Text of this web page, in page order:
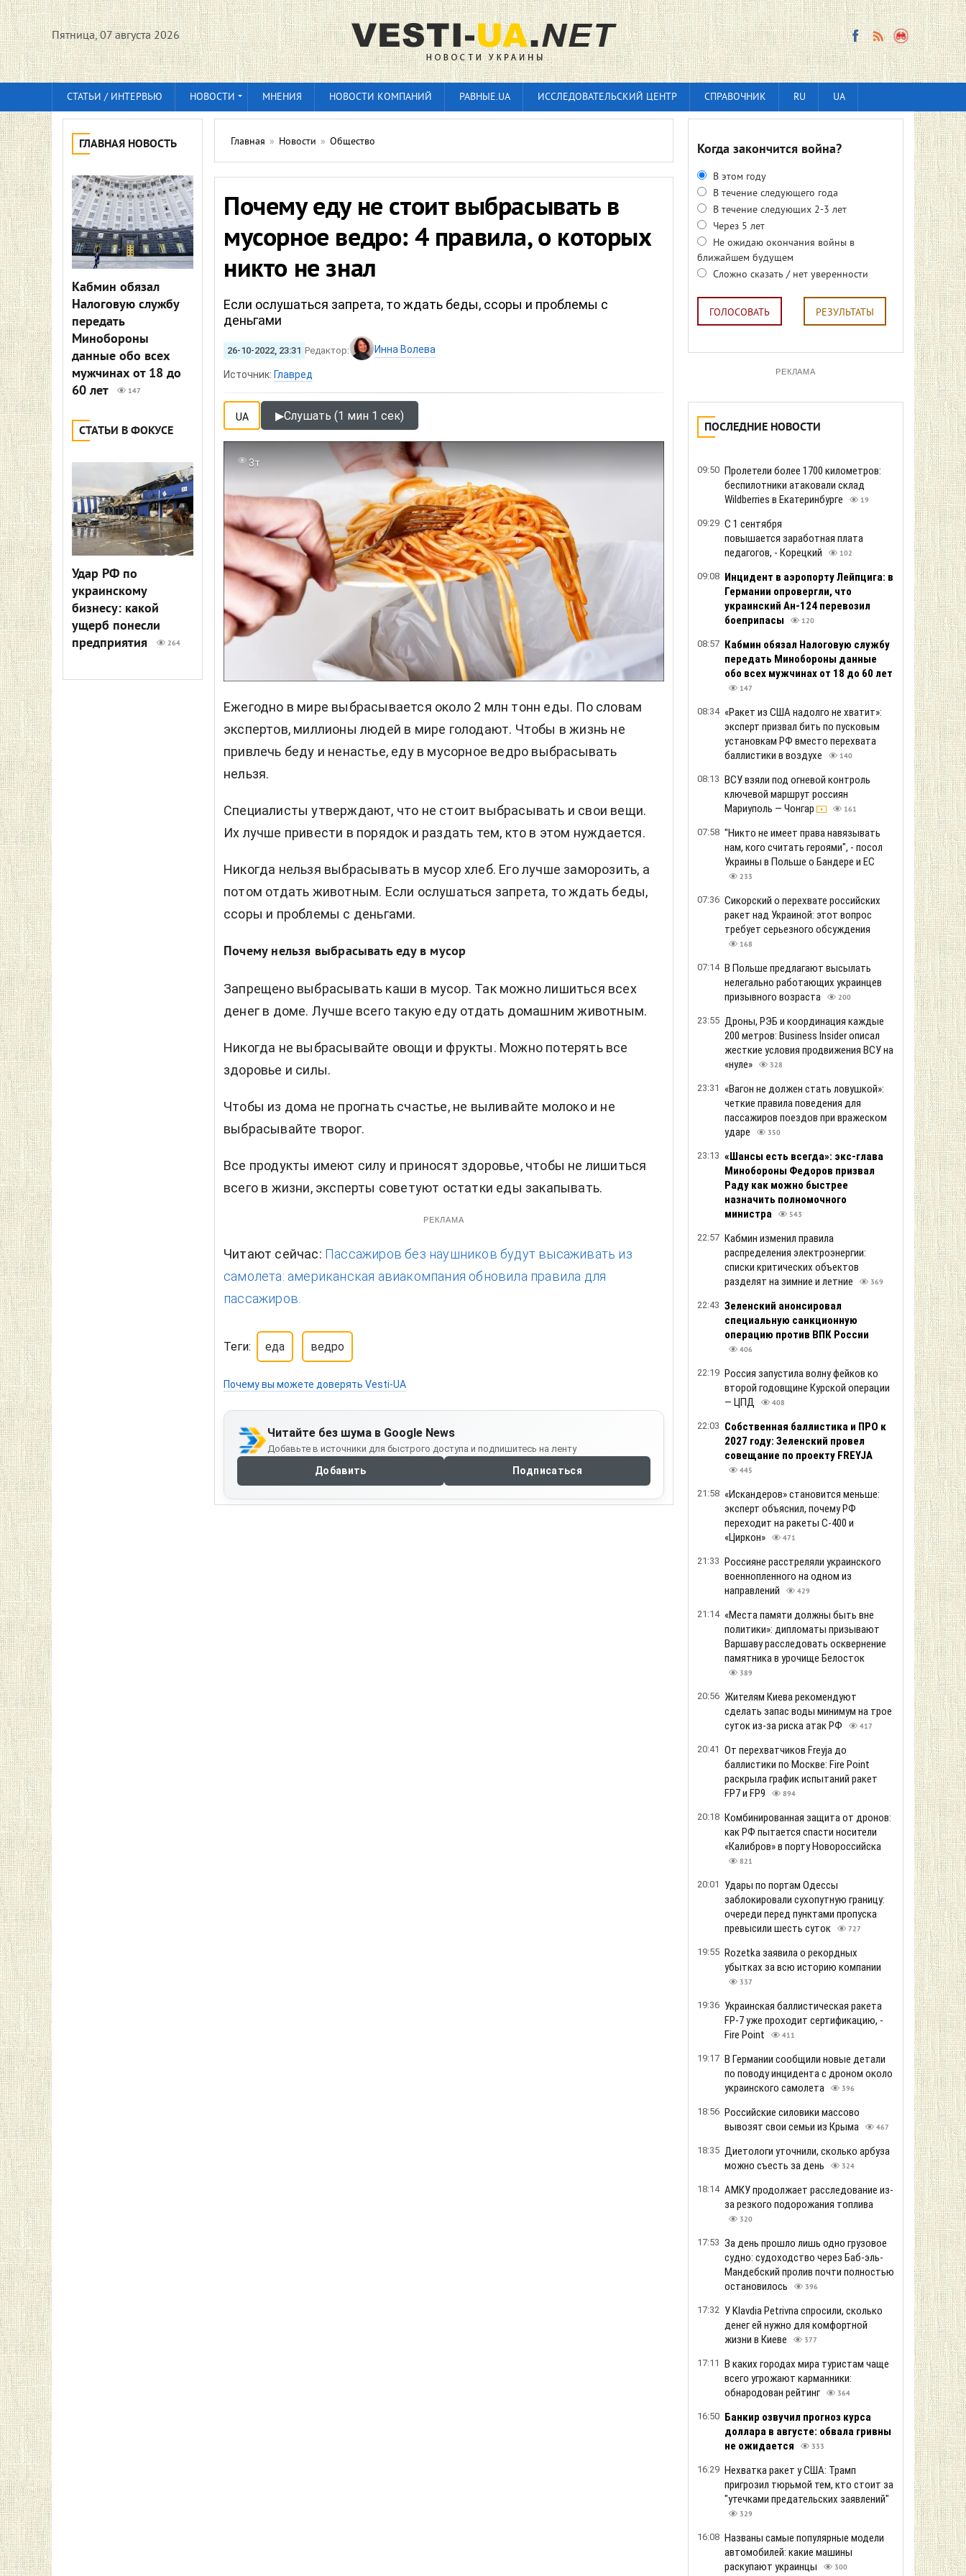
Пятница, 07 августа 2026
СТАТЬИ / ИНТЕРВЬЮ НОВОСТИ МНЕНИЯ НОВОСТИ КОМПАНИЙ РАВНЫЕ.UA ИССЛЕДОВАТЕЛЬСКИЙ ЦЕНТР СПРАВОЧНИК RU UA
ГЛАВНАЯ НОВОСТЬ
Кабмин обязал
Налоговую службу
передать
Минобороны
данные обо всех
мужчинах от 18 до
60 лет
147
СТАТЬИ В ФОКУСЕ
Удар РФ по
украинскому
бизнесу: какой
ущерб понесли
предприятия
264
Главная » Новости » Общество
Почему еду не стоит выбрасывать в
мусорное ведро: 4 правила, о которых
никто не знал
Если ослушаться запрета, то ждать беды, ссоры и проблемы с
деньгами
26-10-2022, 23:31 Редактор: Инна Волева
Источник: Главред
UA ▶Слушать (1 мин 1 сек)
3т
Ежегодно в мире выбрасывается около 2 млн тонн еды. По словам
экспертов, миллионы людей в мире голодают. Чтобы в жизнь не
привлечь беду и ненастье, еду в мусорное ведро выбрасывать
нельзя.
Специалисты утверждают, что не стоит выбрасывать и свои вещи.
Их лучше привести в порядок и раздать тем, кто в этом нуждается.
Никогда нельзя выбрасывать в мусор хлеб. Его лучше заморозить, а
потом отдать животным. Если ослушаться запрета, то ждать беды,
ссоры и проблемы с деньгами.
Почему нельзя выбрасывать еду в мусор
Запрещено выбрасывать каши в мусор. Так можно лишиться всех
денег в доме. Лучше всего такую еду отдать домашним животным.
Никогда не выбрасывайте овощи и фрукты. Можно потерять все
здоровье и силы.
Чтобы из дома не прогнать счастье, не выливайте молоко и не
выбрасывайте творог.
Все продукты имеют силу и приносят здоровье, чтобы не лишиться
всего в жизни, эксперты советуют остатки еды закапывать.
РЕКЛАМА
Читают сейчас: Пассажиров без наушников будут высаживать из
самолета: американская авиакомпания обновила правила для
пассажиров.
Теги: еда ведро
Почему вы можете доверять Vesti-UA
Читайте без шума в Google News
Добавьте в источники для быстрого доступа и подпишитесь на ленту
Добавить Подписаться
Когда закончится война?
В этом году
В течение следующего года
В течение следующих 2-3 лет
Через 5 лет
Не ожидаю окончания войны в
ближайшем будущем
Сложно сказать / нет уверенности
ГОЛОСОВАТЬ РЕЗУЛЬТАТЫ
РЕКЛАМА
ПОСЛЕДНИЕ НОВОСТИ
09:50 Пролетели более 1700 километров:
беспилотники атаковали склад
Wildberries в Екатеринбурге
19
09:29 С 1 сентября
повышается заработная плата
педагогов, - Корецкий
102
09:08 Инцидент в аэропорту Лейпцига: в
Германии опровергли, что
украинский Ан-124 перевозил
боеприпасы
120
08:57 Кабмин обязал Налоговую службу
передать Минобороны данные
обо всех мужчинах от 18 до 60 лет
147
08:34 «Ракет из США надолго не хватит»:
эксперт призвал бить по пусковым
установкам РФ вместо перехвата
баллистики в воздухе
140
08:13 ВСУ взяли под огневой контроль
ключевой маршрут россиян
Мариуполь — Чонгар
161
07:58 "Никто не имеет права навязывать
нам, кого считать героями", - посол
Украины в Польше о Бандере и ЕС
233
07:36 Сикорский о перехвате российских
ракет над Украиной: этот вопрос
требует серьезного обсуждения
168
07:14 В Польше предлагают высылать
нелегально работающих украинцев
призывного возраста
200
23:55 Дроны, РЭБ и координация каждые
200 метров: Business Insider описал
жесткие условия продвижения ВСУ на
«нуле»
328
23:31
«Вагон не должен стать ловушкой»:
четкие правила поведения для
пассажиров поездов при вражеском
ударе
350
23:13 «Шансы есть всегда»: экс-глава
Минобороны Федоров призвал
Раду как можно быстрее
назначить полномочного
министра
543
22:57 Кабмин изменил правила
распределения электроэнергии:
списки критических объектов
разделят на зимние и летние
369
22:43 Зеленский анонсировал
специальную санкционную
операцию против ВПК России
406
22:19 Россия запустила волну фейков ко
второй годовщине Курской операции
— ЦПД
408
22:03 Собственная баллистика и ПРО к
2027 году: Зеленский провел
совещание по проекту FREYJA
445
21:58 «Искандеров» становится меньше:
эксперт объяснил, почему РФ
переходит на ракеты С-400 и
«Циркон»
471
21:33 Россияне расстреляли украинского
военнопленного на одном из
направлений
429
21:14 «Места памяти должны быть вне
политики»: дипломаты призывают
Варшаву расследовать осквернение
памятника в урочище Белосток
389
20:56 Жителям Киева рекомендуют
сделать запас воды минимум на трое
суток из-за риска атак РФ
417
20:41 От перехватчиков Freyja до
баллистики по Москве: Fire Point
раскрыла график испытаний ракет
FP7 и FP9
894
20:18 Комбинированная защита от дронов:
как РФ пытается спасти носители
«Калибров» в порту Новороссийска
821
20:01
Удары по портам Одессы
заблокировали сухопутную границу:
очереди перед пунктами пропуска
превысили шесть суток
727
19:55 Rozetka заявила о рекордных
убытках за всю историю компании
337
19:36 Украинская баллистическая ракета
FP-7 уже проходит сертификацию, -
Fire Point
411
19:17 В Германии сообщили новые детали
по поводу инцидента с дроном около
украинского самолета
396
18:56 Российские силовики массово
вывозят свои семьи из Крыма
467
18:35 Диетологи уточнили, сколько арбуза
можно съесть за день
324
18:14 АМКУ продолжает расследование из-
за резкого подорожания топлива
320
17:53 За день прошло лишь одно грузовое
судно: судоходство через Баб-эль-
Мандебский пролив почти полностью
остановилось
396
17:32 У Klavdia Petrivna спросили, сколько
денег ей нужно для комфортной
жизни в Киеве
377
17:11 В каких городах мира туристам чаще
всего угрожают карманники:
обнародован рейтинг
364
16:50 Банкир озвучил прогноз курса
доллара в августе: обвала гривны
не ожидается
333
16:29 Нехватка ракет у США: Трамп
пригрозил тюрьмой тем, кто стоит за
"утечками предательских заявлений"
329
16:08 Названы самые популярные модели
автомобилей: какие машины
раскупают украинцы
300